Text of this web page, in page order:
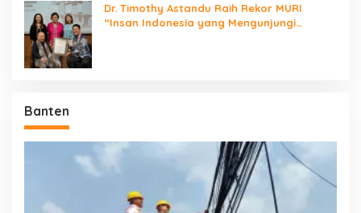
Dr. Timothy Astandu Raih Rekor MURI
“Insan Indonesia yang Mengunjungi
Banten